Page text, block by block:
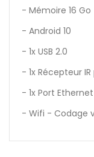
- Mémoire 16 Go
- Android 10
- 1x USB 2.0
- 1x Récepteur
- 1x Port
- Wifi - Codage